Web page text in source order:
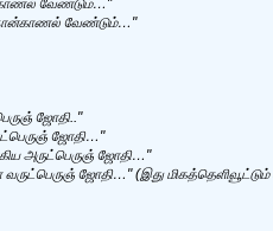
வேண்டும்…"
வேண்டும்…"
ஜோதி.."
ஜோதி…"
அருட்பெருஞ் ஜோதி…"
ஜோதி…" (இது மிகத்தெளிவூட்டும்